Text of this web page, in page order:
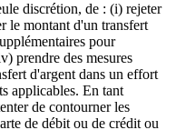
discrétion, de : (i) rejeter
le montant d'un transfert
pour
prendre des mesures
d'argent dans un effort
applicables. En tant
de contourner les
de débit ou de crédit ou